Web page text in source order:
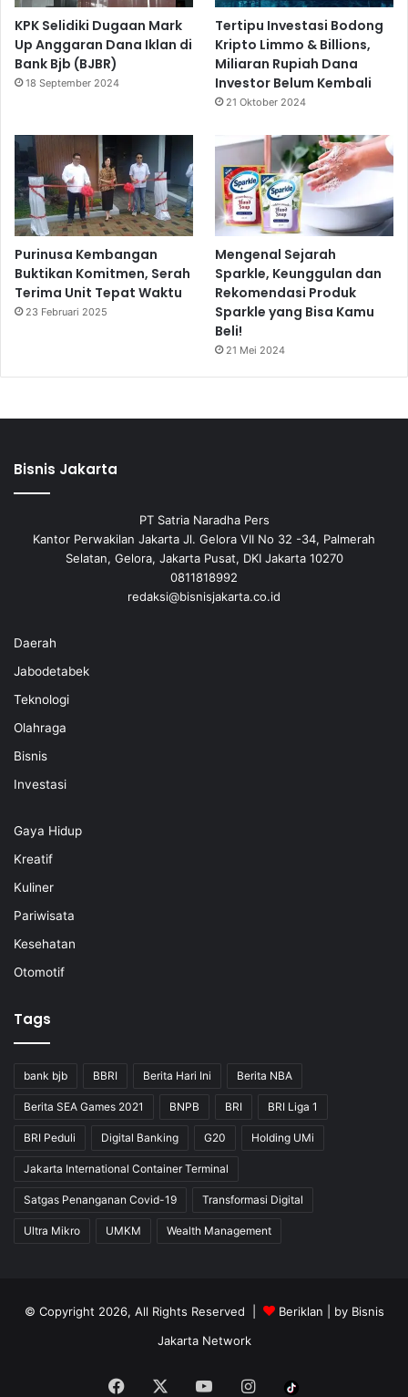
KPK Selidiki Dugaan Mark
Up Anggaran Dana Iklan di
Bank Bjb (BJBR)
18 September 2024
Tertipu Investasi Bodong
Kripto Limmo & Billions,
Miliaran Rupiah Dana
Investor Belum Kembali
21 Oktober 2024
Purinusa Kembangan
Buktikan Komitmen, Serah
Terima Unit Tepat Waktu
23 Februari 2025
Mengenal Sejarah
Sparkle, Keunggulan dan
Rekomendasi Produk
Sparkle yang Bisa Kamu
Beli!
21 Mei 2024
Bisnis Jakarta
PT Satria Naradha Pers
Kantor Perwakilan Jakarta Jl. Gelora VII No 32 -34, Palmerah
Selatan, Gelora, Jakarta Pusat, DKI Jakarta 10270
0811818992
redaksi@bisnisjakarta.co.id
Daerah
Jabodetabek
Teknologi
Olahraga
Bisnis
Investasi
Gaya Hidup
Kreatif
Kuliner
Pariwisata
Kesehatan
Otomotif
Tags
bank bjb BBRI Berita Hari Ini Berita NBA
Berita SEA Games 2021 BNPB BRI BRI Liga 1
BRI Peduli Digital Banking G20 Holding UMi
Jakarta International Container Terminal
Satgas Penanganan Covid-19 Transformasi Digital
Ultra Mikro UMKM Wealth Management
© Copyright 2026, All Rights Reserved | Beriklan | by Bisnis
Jakarta Network
Facebook YouTubeInstagram